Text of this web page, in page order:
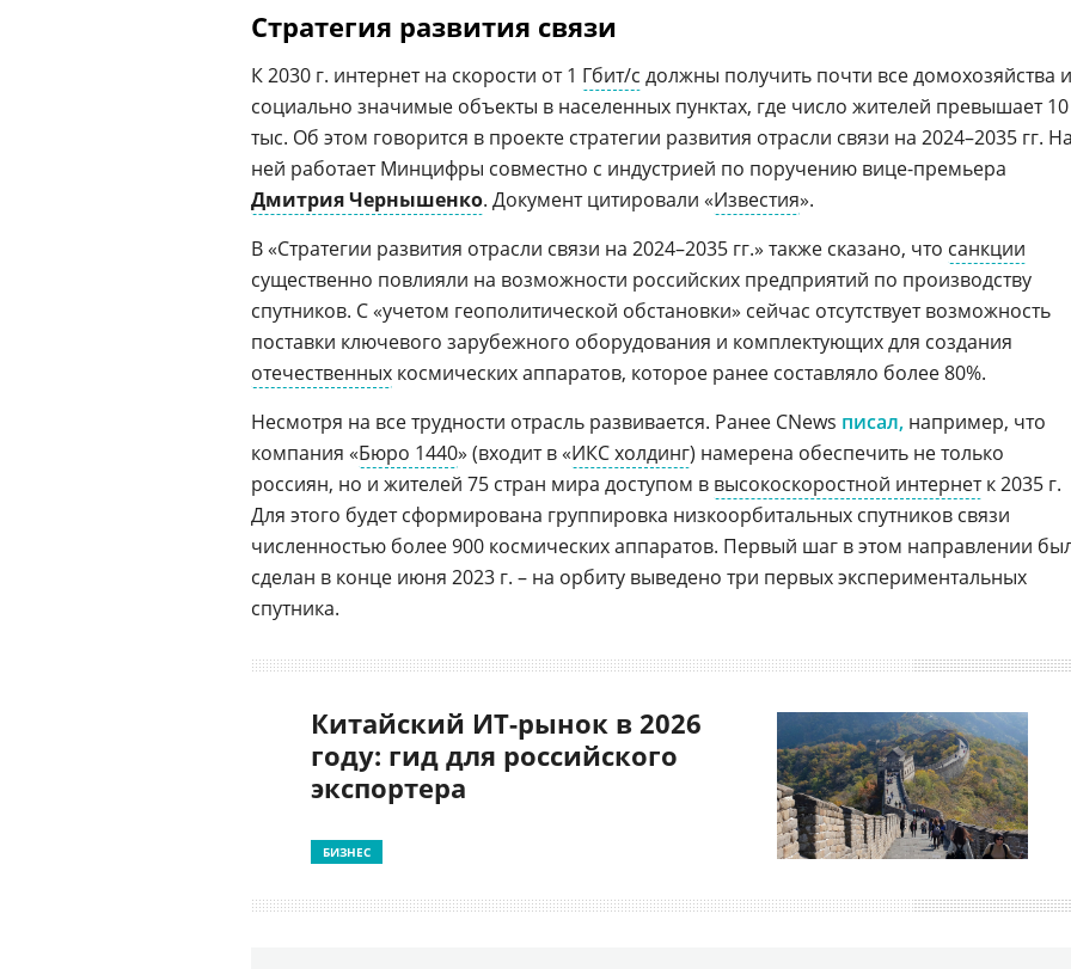
Стратегия развития связи
К 2030 г. интернет на скорости от 1 Гбит/с должны получить почти все домохозяйства и
социально значимые объекты в населенных пунктах, где число жителей превышает 10
тыс. Об этом говорится в проекте стратегии развития отрасли связи на 2024–2035 гг.
ней работает Минцифры совместно с индустрией по поручению вице-премьера
Дмитрия Чернышенко. Документ цитировали «Известия».
В «Стратегии развития отрасли связи на 2024–2035 гг.» также сказано, что санкции
существенно повлияли на возможности российских предприятий по производству
спутников. С «учетом геополитической обстановки» сейчас отсутствует возможность
поставки ключевого зарубежного оборудования и комплектующих для создания
отечественных космических аппаратов, которое ранее составляло более 80%.
Несмотря на все трудности отрасль развивается. Ранее CNews писал, например, что
компания «Бюро 1440» (входит в «ИКС холдинг) намерена обеспечить не только
россиян, но и жителей 75 стран мира доступом в высокоскоростной интернетк 2035 г.
Для этого будет сформирована группировка низкоорбитальных спутников связи
численностью более 900 космических аппаратов. Первый шаг в этом направлении
сделан в конце июня 2023 г. – на орбиту выведено три первых экспериментальных
спутника.
Китайский ИТ-рынок в 2026
году: гид для российского
экспортера
БИЗНЕС